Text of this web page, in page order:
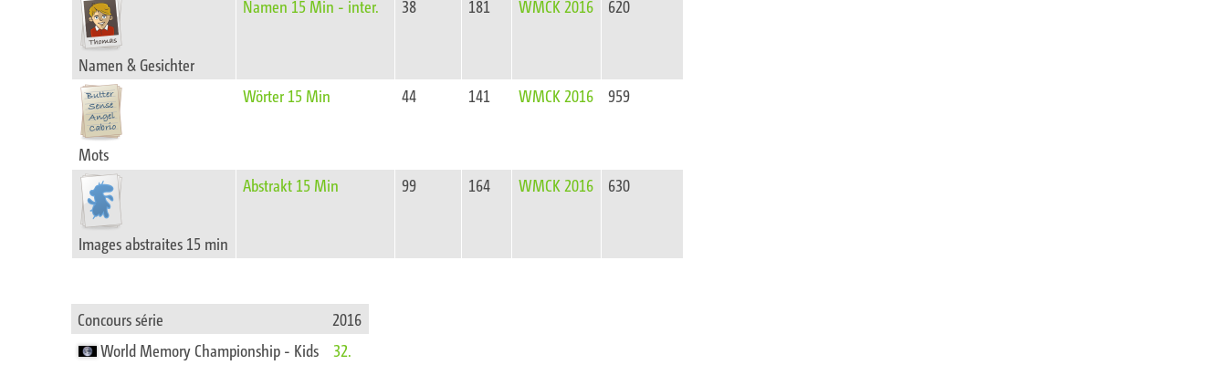
Namen & Gesichter
Namen 15 Min - inter. 38 181 WMCK 2016 620
Mots
Wörter 15 Min 44 141 WMCK 2016 959
Images abstraites 15 min
Abstrakt 15 Min 99 164 WMCK 2016 630
Concours série
2016
World Memory Championship - Kids
32.